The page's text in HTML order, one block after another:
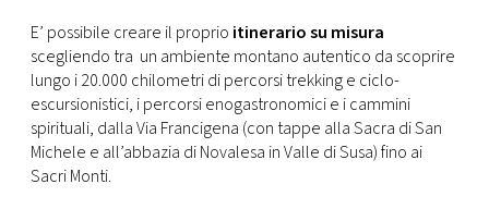
E’ possibile creare il proprio itinerario su misura
scegliendo tra un ambiente montano autentico da scoprire
lungo i 20.000 chilometri di percorsi trekking e ciclo-
escursionistici, i percorsi enogastronomici e i cammini
spirituali, dalla Via Francigena (con tappe alla Sacra di San
Michele e all’abbazia di Novalesa in Valle di Susa) fino ai
Sacri Monti.